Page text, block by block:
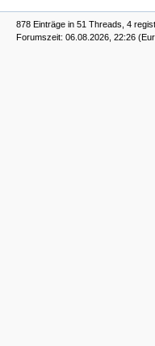
878 Einträge in 51 Threads, 4
Forumszeit: 06.08.2026, 22:26